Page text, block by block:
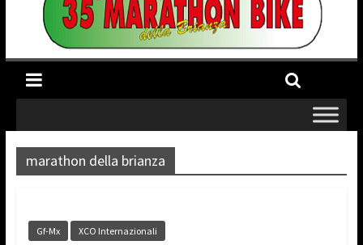
marathon della brianza
Gf-Mx XCO Internazionali